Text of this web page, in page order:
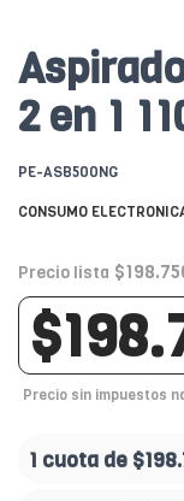
2 en 1
PE-ASB500NG
CONSUMO
Precio lista
Precio sin impuestos
1 cuota de